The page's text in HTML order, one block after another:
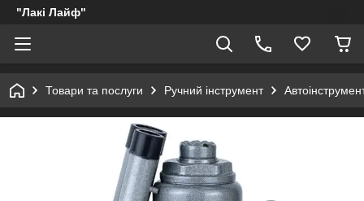
"Лакі Лайф"
Товари та послуги Ручний інструмент